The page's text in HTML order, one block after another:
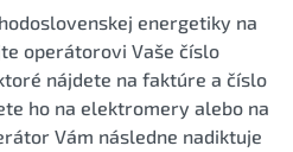
energetiky na
operátorovi Vaše číslo
nájdete na faktúre a číslo
ho na elektromery alebo na
Vám následne nadiktuje